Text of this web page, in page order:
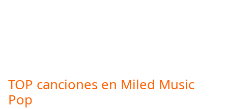
modal
window.
Miled Music Jorge Negrete
Miled Music José Alfredo
TOP canciones en Miled Music
Pop